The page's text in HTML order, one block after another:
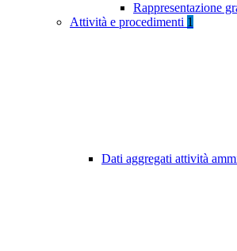
Rappresentazione
Attività e procedimenti 1
Dati aggregati attività